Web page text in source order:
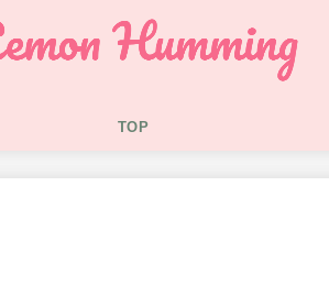
TOP